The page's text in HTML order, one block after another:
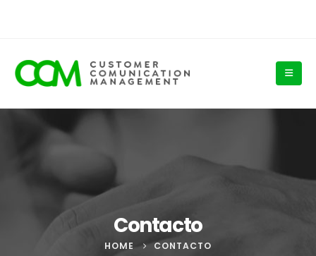
Contacto
HOME CONTACTO